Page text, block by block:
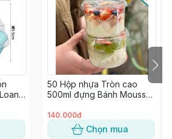
toàn quốc giá tận gốc
không qua trung gian từ các
50 Hộp nhựa Tròn cao
500ml đựng Bánh Mousse,
Cotta Trái cây ~ W117
140.000đ
Chọn mua